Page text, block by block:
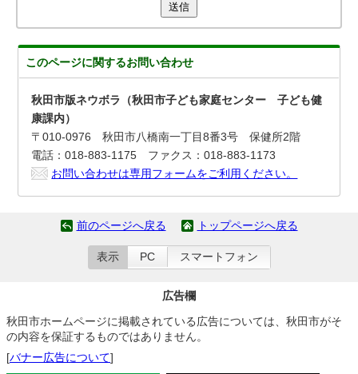
送信
このページに関するお問い合わせ
秋田市版ネウボラ（秋田市子ども家庭センター 子ども健
康課内）
〒010-0976 秋田市八橋南一丁目8番3号 保健所2階
電話：018-883-1175 ファクス：018-883-1173
お問い合わせは専用フォームをご利用ください。
前のページへ戻る トップページへ戻る
表示 PC スマートフォン
広告欄
秋田市ホームページに掲載されている広告については、秋田市がそ
の内容を保証するものではありません。
[バナー広告について]